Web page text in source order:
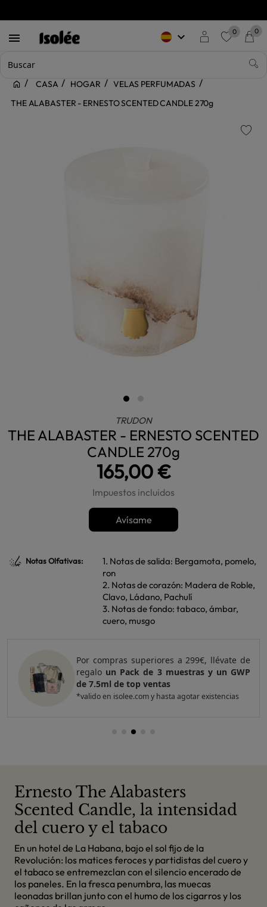
 keyboard_arrow_down 0 0
CASA HOGAR
VELAS PERFUMADAS
THE ALABASTER - ERNESTO SCENTED CANDLE 270g
TRUDON
THE ALABASTER - ERNESTO SCENTED
CANDLE 270g
165,00 €
Impuestos incluidos
Avísame
Notas Olfativas:
1. Notas de salida: Bergamota, pomelo,
ron
2. Notas de corazón: Madera de Roble,
Clavo, Ládano, Pachulí
3. Notas de fondo: tabaco, ámbar,
cuero, musgo
Por compras superiores a 299€, llévate de
regalo un Pack de 3 muestras y un GWP
de 7.5ml de top ventas
*valido en isolee.com y hasta agotar existencias
Ernesto The Alabasters
Scented Candle, la intensidad
del cuero y el tabaco
En un hotel de La Habana, bajo el sol fijo de la
Revolución: los matices feroces y partidistas del cuero y
el tabaco se entremezclan con el silencio encerado de
los paneles. En la fresca penumbra, las muecas
leonadas brillan junto con el humo de los cigarros y los